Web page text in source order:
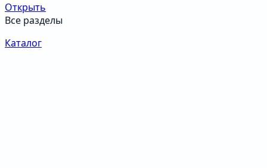
Открыть
Все разделы
Каталог